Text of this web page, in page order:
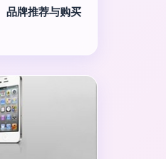
品牌推荐与购买